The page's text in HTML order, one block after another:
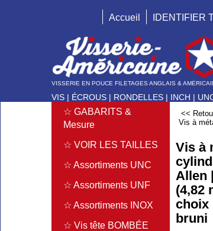
Accueil IDENTIFIER
VISSERIE EN POUCE FILETAGES ANGLAIS &
VIS | ÉCROUS | RONDELLES | INCH |
☆ GABARITS &
Mesure
☆ VOIR LES TAILLES
☆ Assortiments UNC
☆ Assortiments UNF
☆ Assortiments INOX
☆ Vis tête BOMBÉE
<<
Vis à
Vis à
Allen
(4,82
choix
bruni